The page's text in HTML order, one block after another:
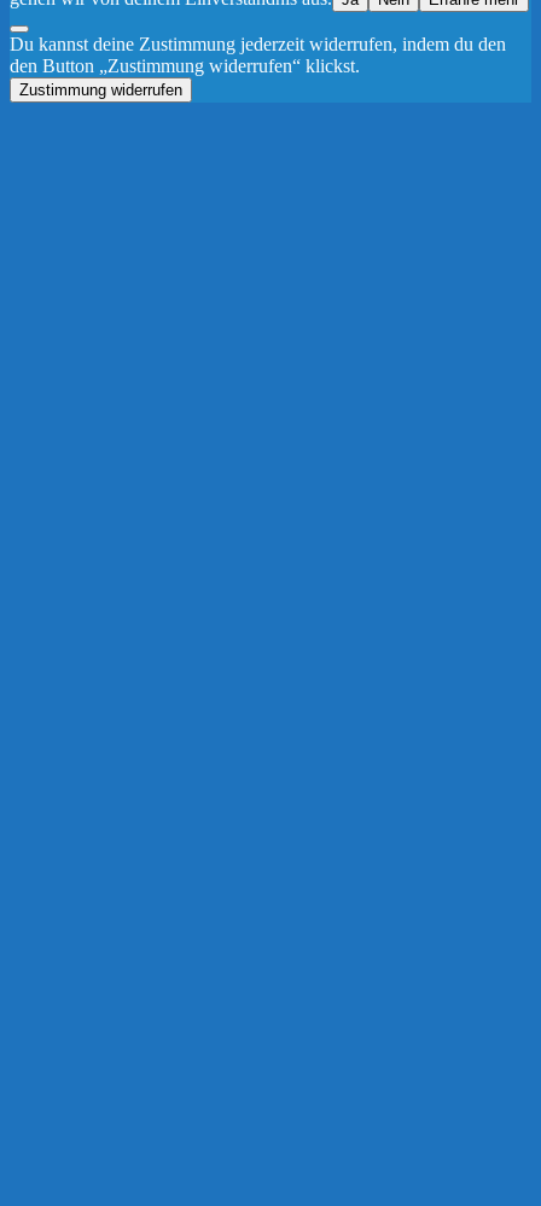
Du kannst deine Zustimmung jederzeit widerrufen, indem du den
den Button „Zustimmung widerrufen“ klickst.
Zustimmung widerrufen